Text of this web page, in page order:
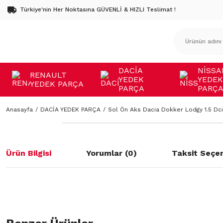
Türkiye'nin Her Noktasına GÜVENLİ & HIZLI Teslimat !
RENAULT
YEDEK PARÇA
DACİA
YEDEK
PARÇA
YEDEK
PARÇA
Anasayfa DACİA YEDEK PARÇA Sol Ön Aks Dacia Dokker Lodgy 1.5 Dci
Ürün Bilgisi Yorumlar (0) Taksit
öneri formunu kullanarak tarafımıza iletebilirsiniz.